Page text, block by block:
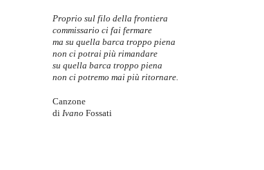
Proprio sul filo della frontiera
commissario ci fai fermare
ma su quella barca troppo piena
non ci potrai più rimandare
su quella barca troppo piena
non ci potremo mai più ritornare.
Canzone
diIvano Fossati